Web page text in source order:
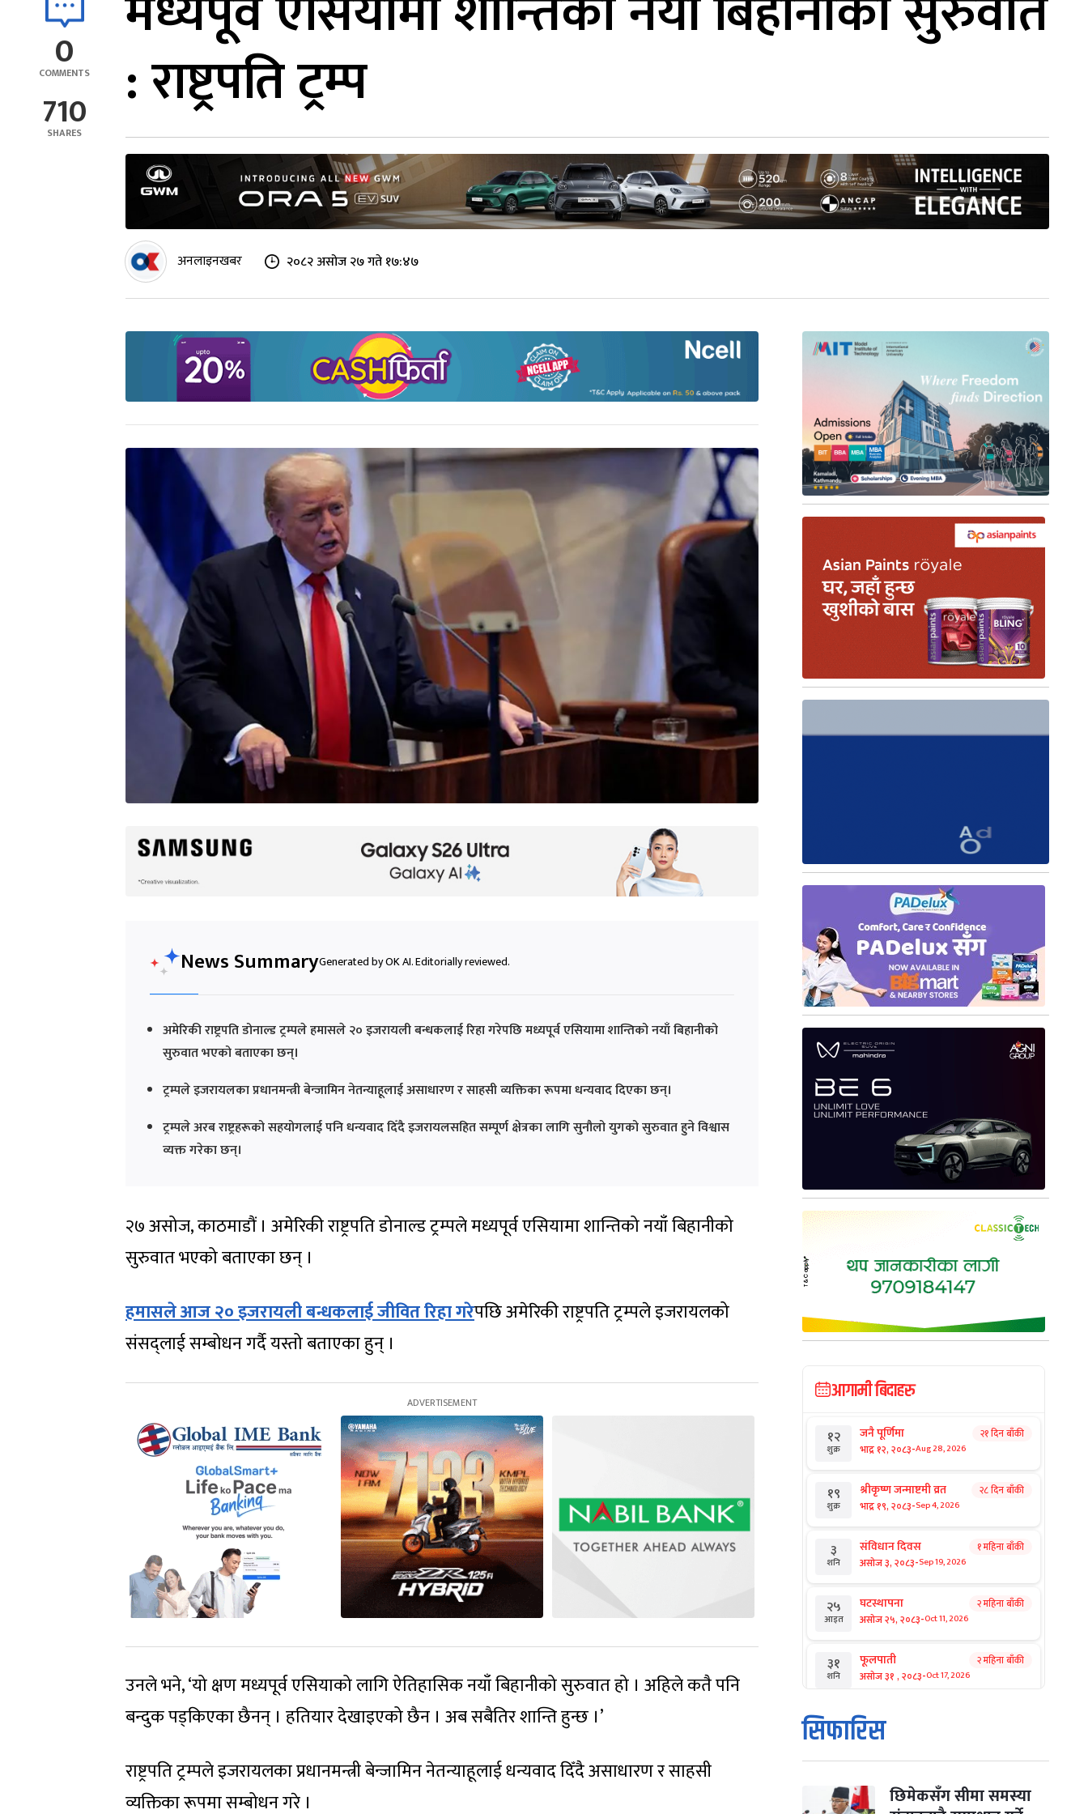
0
COMMENTS
710
SHARES
: राष्ट्रपति ट्रम्प
अनलाइनखबर २०८२ असोज २७ गते १७:४७
News SummaryGenerated by OK AI. Editorially reviewed.
अमेरिकी राष्ट्रपति डोनाल्ड ट्रम्पले हमासले २० इजरायली बन्धकलाई रिहा गरेपछि मध्यपूर्व एसियामा शान्तिको नयाँ बिहानीको
सुरुवात भएको बताएका छन्।
ट्रम्पले इजरायलका प्रधानमन्त्री बेन्जामिन नेतन्याहूलाई असाधारण र साहसी व्यक्तिका रूपमा धन्यवाद दिएका छन्।
ट्रम्पले अरब राष्ट्रहरूको सहयोगलाई पनि धन्यवाद दिँदै इजरायलसहित सम्पूर्ण क्षेत्रका लागि सुनौलो युगको सुरुवात हुने विश्वास
व्यक्त गरेका छन्।
२७ असोज, काठमाडौं । अमेरिकी राष्ट्रपति डोनाल्ड ट्रम्पले मध्यपूर्व एसियामा शान्तिको नयाँ बिहानीको
सुरुवात भएको बताएका छन् ।
हमासले आज २० इजरायली बन्धकलाई जीवित रिहा गरेपछि अमेरिकी राष्ट्रपति ट्रम्पले इजरायलको
संसद्‌लाई सम्बोधन गर्दै यस्तो बताएका हुन् ।
उनले भने, ‘यो क्षण मध्यपूर्व एसियाको लागि ऐतिहासिक नयाँ बिहानीको सुरुवात हो । अहिले कतै पनि
बन्दुक पड्किएका छैनन् । हतियार देखाइएको छैन । अब सबैतिर शान्ति हुन्छ ।’
राष्ट्रपति ट्रम्पले इजरायलका प्रधानमन्त्री बेन्जामिन नेतन्याहूलाई धन्यवाद दिँदै असाधारण र साहसी
व्यक्तिका रूपमा सम्बोधन गरे ।
आगामी बिदाहरु
१२
शुक्र
जनै पूर्णिमा
भाद्र १२, २०८३-Aug 28, 2026
२१ दिन बाँकी
१९
शुक्र
श्रीकृष्ण जन्माष्टमी व्रत
भाद्र १९, २०८३-Sep 4, 2026
२८ दिन बाँकी
३
शनि
संविधान दिवस
असोज ३, २०८३-Sep 19, 2026
१ महिना बाँकी
२५
आइत
घटस्थापना
असोज २५, २०८३-Oct 11, 2026
२ महिना बाँकी
३१
शनि
फूलपाती
असोज ३१ , २०८३-Oct 17, 2026
२ महिना बाँकी
१
आइत
कार्तिक सङ्क्रान्ति
कार्तिक १, २०८३
मंगल कार्तिक ३, २०८३-Oct 20, 2026
सिफारिस
छिमेकसँग सीमा समस्या